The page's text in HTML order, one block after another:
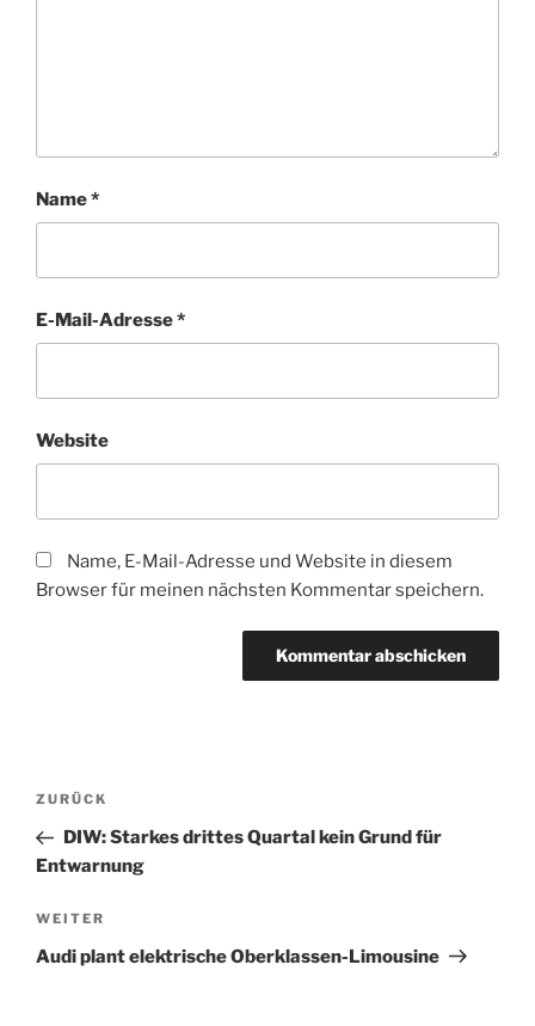
Name*
E-Mail-Adresse*
Website
Name, E-Mail-Adresse und Website in diesem
Browser für meinen nächsten Kommentar speichern.
Beitragsnavigation
Vorheriger
Beitrag
ZURÜCK
DIW: Starkes drittes Quartal kein Grund für
Entwarnung
Nächster
Beitrag
WEITER
Audi plant elektrische Oberklassen-Limousine